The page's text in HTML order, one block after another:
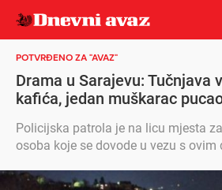
POTVRĐENO ZA "AVAZ"
Drama u Sarajevu: Tučnjava
kafića, jedan muškarac
Policijska patrola je na licu mjesta
osoba koje se dovode u vezu s ovim